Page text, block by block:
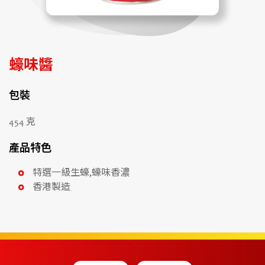
蠔味醬
包裝
454 克
產品特色
特選一級生蠔,蠔味香濃
香港製造